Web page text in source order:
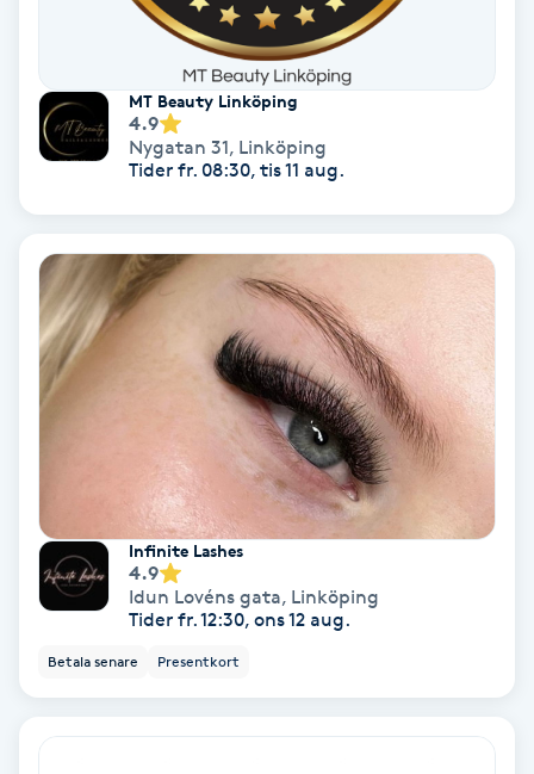
LPG
LPG-behandling
Luggklippning
Lymfmassage
Makeup
Manikyr & Pedikyr
Massage
MT Beauty Linköping
4.9
Nygatan 31, Linköping
Tider fr. 08:30, tis 11 aug.
Infinite Lashes
4.9
Idun Lovéns gata, Linköping
Tider fr. 12:30, ons 12 aug.
Betala senare Presentkort